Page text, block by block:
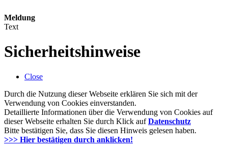
Meldung
Text
Sicherheitshinweise
Close
Durch die Nutzung dieser Webseite erklären Sie sich mit der
Verwendung von Cookies einverstanden.
Detaillierte Informationen über die Verwendung von Cookies auf
dieser Webseite erhalten Sie durch Klick aufDatenschutz
Bitte bestätigen Sie, dass Sie diesen Hinweis gelesen haben.
>>> Hier bestätigen durch anklicken!